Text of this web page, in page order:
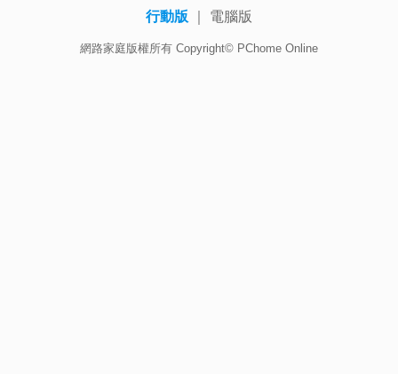
行動版 電腦版
網路家庭版權所有 Copyright© PChome Online